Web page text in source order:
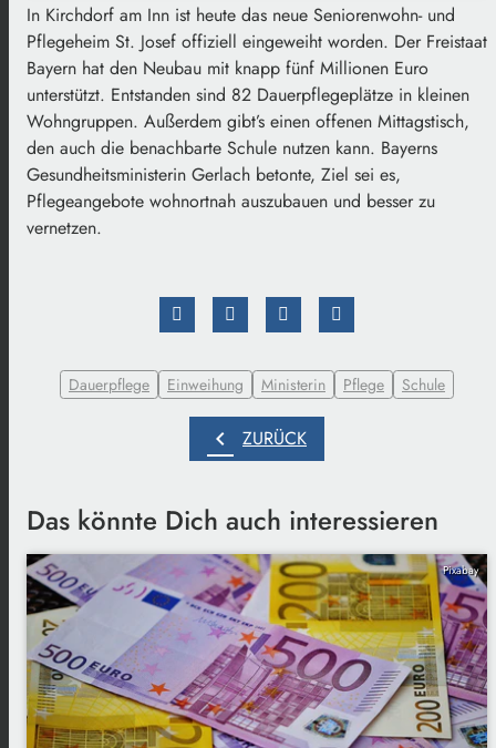
In Kirchdorf am Inn ist heute das neue Seniorenwohn- und
Pflegeheim St. Josef offiziell eingeweiht worden. Der Freistaat
Bayern hat den Neubau mit knapp fünf Millionen Euro
unterstützt. Entstanden sind 82 Dauerpflegeplätze in kleinen
Wohngruppen. Außerdem gibt’s einen offenen Mittagstisch,
den auch die benachbarte Schule nutzen kann. Bayerns
Gesundheitsministerin Gerlach betonte, Ziel sei es,
Pflegeangebote wohnortnah auszubauen und besser zu
vernetzen.
Dauerpflege Einweihung Ministerin Pflege Schule
chevron_left ZURÜCK
Das könnte Dich auch interessieren
Pixabay